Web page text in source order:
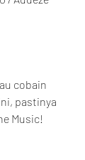
cobain
pastinya
Music!